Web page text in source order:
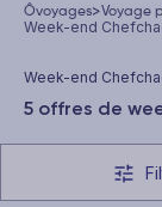
Ôvoyages>Voyage
Week-end
Week-end
5 offres de